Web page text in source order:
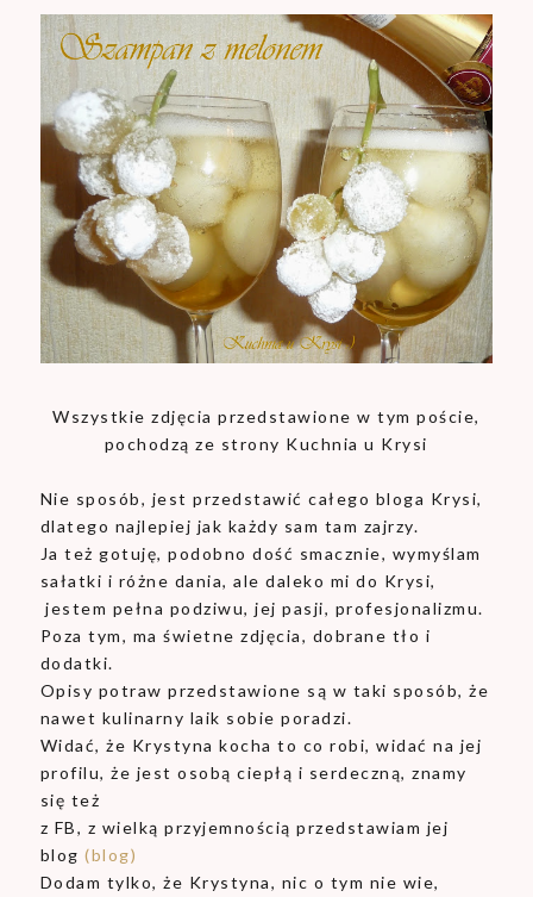
Wszystkie zdjęcia przedstawione w tym poście,
pochodzą ze strony Kuchnia u Krysi
Nie sposób, jest przedstawić całego bloga Krysi,
dlatego najlepiej jak każdy sam tam zajrzy.
Ja też gotuję, podobno dość smacznie, wymyślam
sałatki i różne dania, ale daleko mi do Krysi,
jestem pełna podziwu, jej pasji, profesjonalizmu.
Poza tym, ma świetne zdjęcia, dobrane tło i
dodatki.
Opisy potraw przedstawione są w taki sposób, że
nawet kulinarny laik sobie poradzi.
Widać, że Krystyna kocha to co robi, widać na jej
profilu, że jest osobą ciepłą i serdeczną, znamy
się też
z FB, z wielką przyjemnością przedstawiam jej
blog(blog)
Dodam tylko, że Krystyna, nic o tym nie wie,